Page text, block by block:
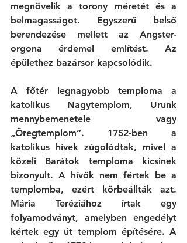
megnövelik a torony méretét és a
belmagasságot. Egyszerű belső
berendezése mellett az Angster-
orgona érdemel említést. Az
épülethez bazársor kapcsolódik.
A főtér legnagyobb temploma a
katolikus Nagytemplom, Urunk
mennybemenetele vagy
„Öregtemplom”. 1752-ben a
katolikus hívek zúgolódtak, mivel a
közeli Barátok temploma kicsinek
bizonyult. A hívők nem fértek be a
templomba, ezért körbeállták azt.
Mária Teréziához írtak egy
folyamodványt, amelyben engedélyt
kértek egy út templom építésére. A